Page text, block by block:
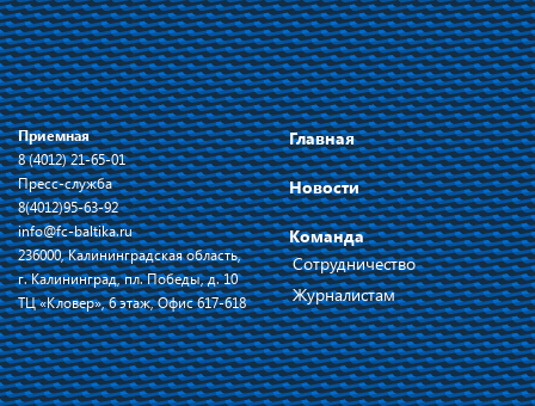
Приемная
8 (4012) 21-65-01
Пресс-служба
8(4012)95-63-92
info@fc-baltika.ru
236000, Калининградская область,
г. Калининград, пл. Победы, д. 10
ТЦ «Кловер», 6 этаж, Офис 617-618
Главная
Новости
Команда
Сотрудничество
Журналистам